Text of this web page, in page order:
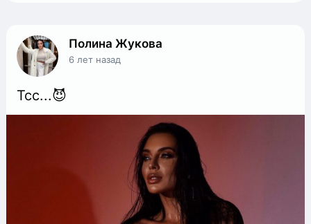
Полина Жукова
6 лет назад
Тсс...😈